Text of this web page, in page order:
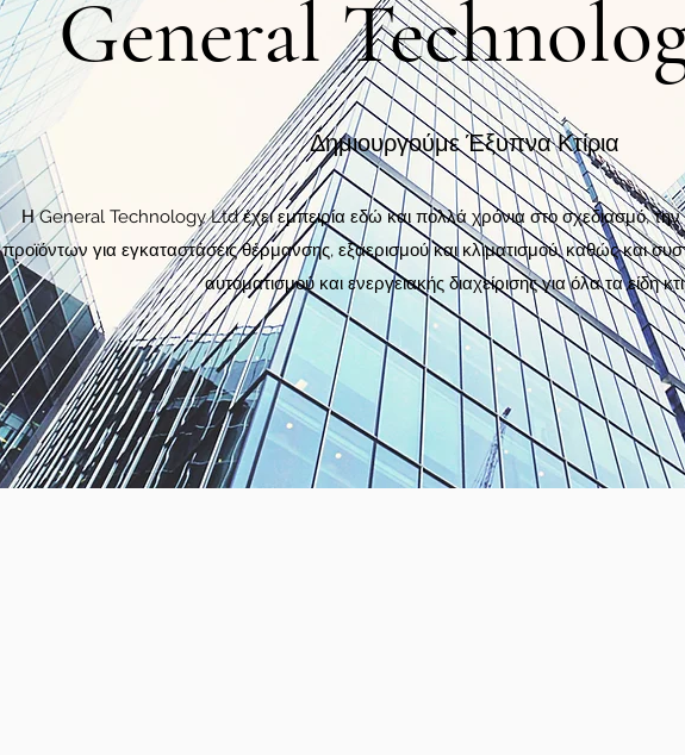
General
Δημιουργούμε Έξυπνα Κτίρια
Η General Technology Ltd έχει εμπειρία εδώ και πολλά χρόνια στο σχεδιασμό, την
προϊόντων για εγκαταστάσεις θέρμανσης, εξαερισμού και κλιματισμού, καθώς και
αυτοματισμού και ενεργειακής διαχείρισης για όλα τα είδη